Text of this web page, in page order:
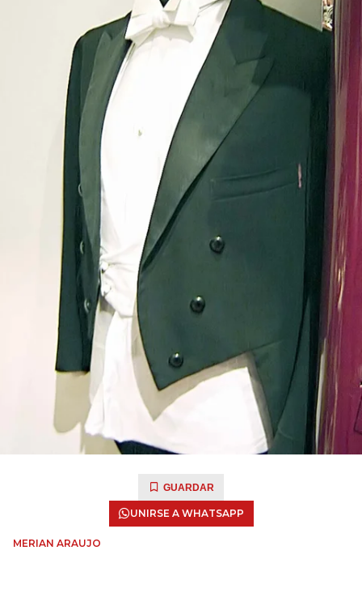
GUARDAR
UNIRSE A WHATSAPP
MERIAN ARAUJO